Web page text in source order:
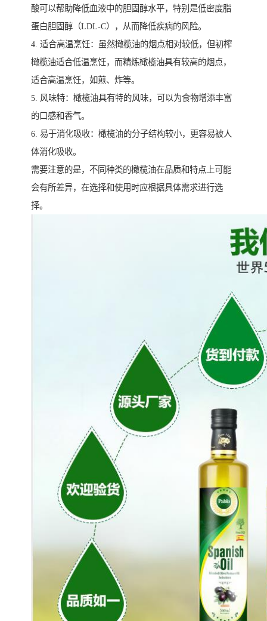
酸可以帮助降低血液中的胆固醇水平，特别是低密度脂
蛋白胆固醇（LDL-C），从而降低疾病的风险。
4. 适合高温烹饪：虽然橄榄油的烟点相对较低，但初榨
橄榄油适合低温烹饪，而精炼橄榄油具有较高的烟点，
适合高温烹饪，如煎、炸等。
5. 风味特：橄榄油具有特的风味，可以为食物增添丰富
的口感和香气。
6. 易于消化吸收：橄榄油的分子结构较小，更容易被人
体消化吸收。
需要注意的是，不同种类的橄榄油在品质和特点上可能
会有所差异，在选择和使用时应根据具体需求进行选
择。